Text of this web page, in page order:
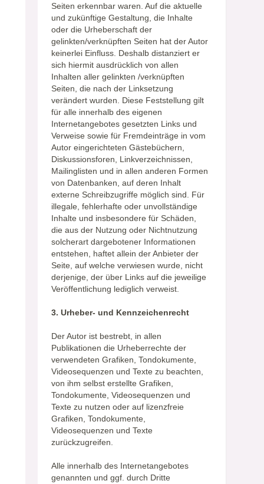
Seiten erkennbar waren. Auf die aktuelle
und zukünftige Gestaltung, die Inhalte
oder die Urheberschaft der
gelinkten/verknüpften Seiten hat der Autor
keinerlei Einfluss. Deshalb distanziert er
sich hiermit ausdrücklich von allen
Inhalten aller gelinkten /verknüpften
Seiten, die nach der Linksetzung
verändert wurden. Diese Feststellung gilt
für alle innerhalb des eigenen
Internetangebotes gesetzten Links und
Verweise sowie für Fremdeinträge in vom
Autor eingerichteten Gästebüchern,
Diskussionsforen, Linkverzeichnissen,
Mailinglisten und in allen anderen Formen
von Datenbanken, auf deren Inhalt
externe Schreibzugriffe möglich sind. Für
illegale, fehlerhafte oder unvollständige
Inhalte und insbesondere für Schäden,
die aus der Nutzung oder Nichtnutzung
solcherart dargebotener Informationen
entstehen, haftet allein der Anbieter der
Seite, auf welche verwiesen wurde, nicht
derjenige, der über Links auf die jeweilige
Veröffentlichung lediglich verweist.
3. Urheber- und Kennzeichenrecht
Der Autor ist bestrebt, in allen
Publikationen die Urheberrechte der
verwendeten Grafiken, Tondokumente,
Videosequenzen und Texte zu beachten,
von ihm selbst erstellte Grafiken,
Tondokumente, Videosequenzen und
Texte zu nutzen oder auf lizenzfreie
Grafiken, Tondokumente,
Videosequenzen und Texte
zurückzugreifen.
Alle innerhalb des Internetangebotes
genannten und ggf. durch Dritte